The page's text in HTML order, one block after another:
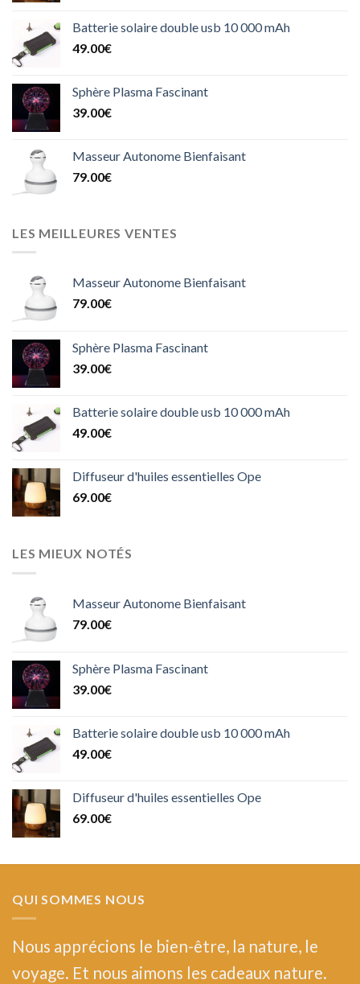
Batterie solaire double usb 10 000 mAh
49.00€
Sphère Plasma Fascinant
39.00€
Masseur Autonome Bienfaisant
79.00€
LES MEILLEURES VENTES
Masseur Autonome Bienfaisant
79.00€
Sphère Plasma Fascinant
39.00€
Batterie solaire double usb 10 000 mAh
49.00€
Diffuseur d'huiles essentielles Ope
69.00€
LES MIEUX NOTÉS
Masseur Autonome Bienfaisant
79.00€
Sphère Plasma Fascinant
39.00€
Batterie solaire double usb 10 000 mAh
49.00€
Diffuseur d'huiles essentielles Ope
69.00€
QUI SOMMES NOUS
Nous apprécions le bien-être, la nature, le
voyage. Et nous aimons les cadeaux nature.